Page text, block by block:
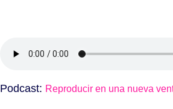
Podcast: Reproducir en una nueva